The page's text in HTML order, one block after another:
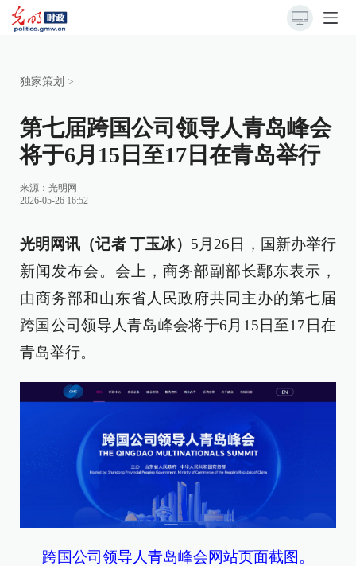
独家策划 >
第七届跨国公司领导人青岛峰会
将于6月15日至17日在青岛举行
来源： 光明网
2026-05-26 16:52
光明网讯（记者 丁玉冰） 5月26日，国新办举行
新闻发布会。会上，商务部副部长鄢东表示，
由商务部和山东省人民政府共同主办的第七届
跨国公司领导人青岛峰会将于6月15日至17日在
青岛举行。
跨国公司领导人青岛峰会网站页面截图。